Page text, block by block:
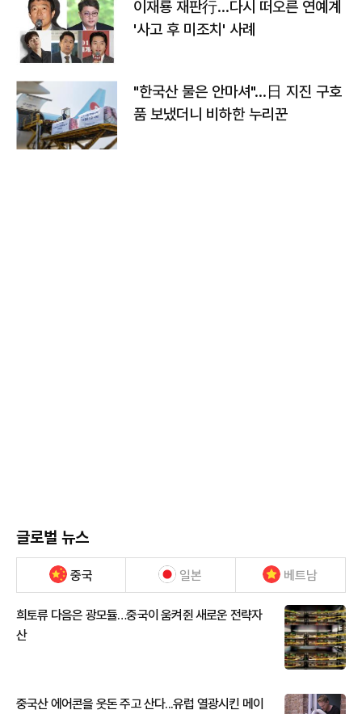
이재룡 재판行…다시 떠오른 연예계
'사고 후 미조치' 사례
"한국산 물은 안마셔"…日 지진 구호
품 보냈더니 비하한 누리꾼
글로벌 뉴스
중국 일본 베트남
희토류 다음은 광모듈…중국이 움켜쥔 새로운 전략자
산
중국산 에어콘을 웃돈 주고 산다...유럽 열광시킨 메이